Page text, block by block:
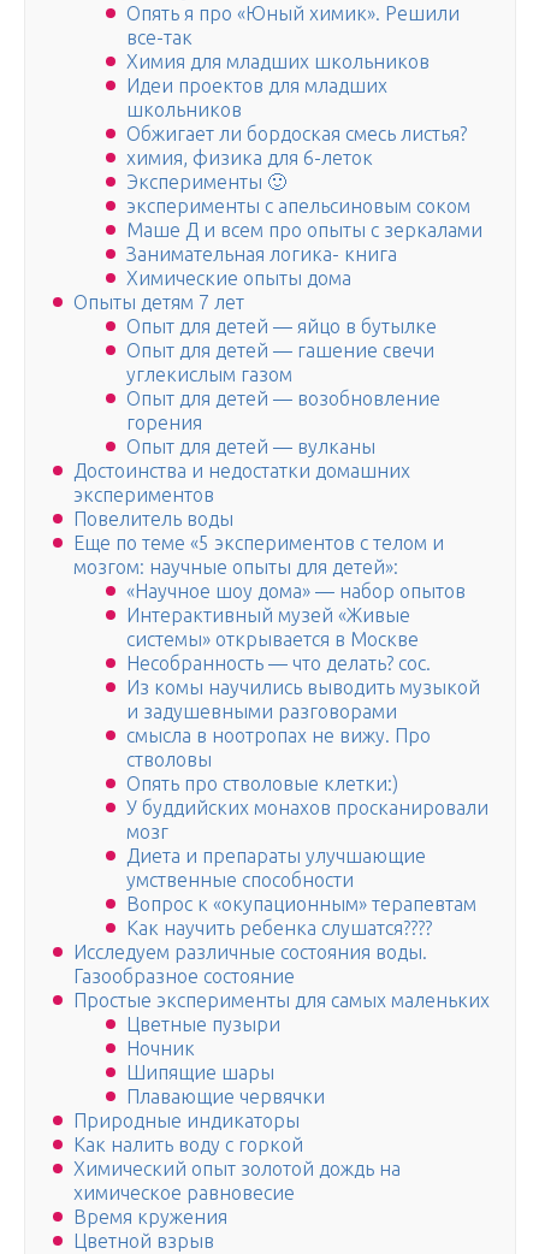
Опять я про «Юный химик». Решили
все-так
Химия для младших школьников
Идеи проектов для младших
школьников
Обжигает ли бордоская смесь листья?
химия, физика для 6-леток
Эксперименты 🙂
эксперименты с апельсиновым соком
Маше Д и всем про опыты с зеркалами
Занимательная логика- книга
Химические опыты дома
Опыты детям 7 лет
Опыт для детей — яйцо в бутылке
Опыт для детей — гашение свечи
углекислым газом
Опыт для детей — возобновление
горения
Опыт для детей — вулканы
Достоинства и недостатки домашних
экспериментов
Повелитель воды
Еще по теме «5 экспериментов с телом и
мозгом: научные опыты для детей»:
«Научное шоу дома» — набор опытов
Интерактивный музей «Живые
системы» открывается в Москве
Несобранность — что делать? сос.
Из комы научились выводить музыкой
и задушевными разговорами
смысла в ноотропах не вижу. Про
стволовы
Опять про стволовые клетки:)
У буддийских монахов просканировали
мозг
Диета и препараты улучшающие
умственные способности
Вопрос к «окупационным» терапевтам
Как научить ребенка слушатся????
Исследуем различные состояния воды.
Газообразное состояние
Простые эксперименты для самых маленьких
Цветные пузыри
Ночник
Шипящие шары
Плавающие червячки
Природные индикаторы
Как налить воду с горкой
Химический опыт золотой дождь на
химическое равновесие
Время кружения
Цветной взрыв